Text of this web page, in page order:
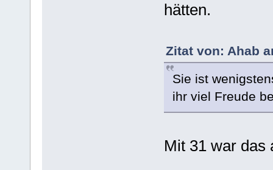
hätten.
Zitat von: Ahab
Sie ist
ihr viel Freude
Mit 31 war das